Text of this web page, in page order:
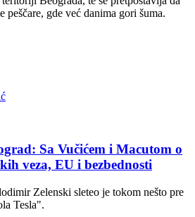
peščare, gde već danima gori šuma.
Sa Vučićem i Macutom o
veza, EU i bezbednosti
Zelenski sleteo je tokom nešto pre
Tesla".